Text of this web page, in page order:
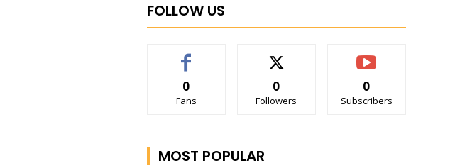
FOLLOW US
0
Fans
0
Followers
0
Subscribers
MOST POPULAR